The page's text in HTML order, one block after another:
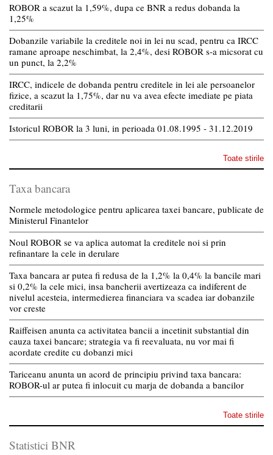
ROBOR a scazut la 1,59%, dupa ce BNR a redus dobanda la
1,25%
Dobanzile variabile la creditele noi in lei nu scad, pentru ca IRCC
ramane aproape neschimbat, la 2,4%, desi ROBOR s-a micsorat cu
un punct, la 2,2%
IRCC, indicele de dobanda pentru creditele in lei ale persoanelor
fizice, a scazut la 1,75%, dar nu va avea efecte imediate pe piata
creditarii
Istoricul ROBOR la 3 luni, in perioada 01.08.1995 - 31.12.2019
Toate stirile
Taxa bancara
Normele metodologice pentru aplicarea taxei bancare, publicate de
Ministerul Finantelor
Noul ROBOR se va aplica automat la creditele noi si prin
refinantare la cele in derulare
Taxa bancara ar putea fi redusa de la 1,2% la 0,4% la bancile mari
si 0,2% la cele mici, insa bancherii avertizeaza ca indiferent de
nivelul acesteia, intermedierea financiara va scadea iar dobanzile
vor creste
Raiffeisen anunta ca activitatea bancii a incetinit substantial din
cauza taxei bancare; strategia va fi reevaluata, nu vor mai fi
acordate credite cu dobanzi mici
Tariceanu anunta un acord de principiu privind taxa bancara:
ROBOR-ul ar putea fi inlocuit cu marja de dobanda a bancilor
Toate stirile
Statistici BNR